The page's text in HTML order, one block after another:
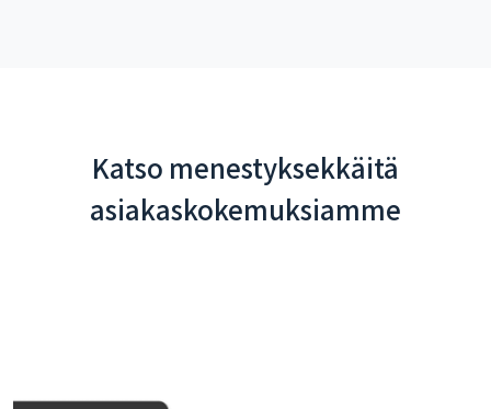
Katso menestyksekkäitä
asiakaskokemuksiamme